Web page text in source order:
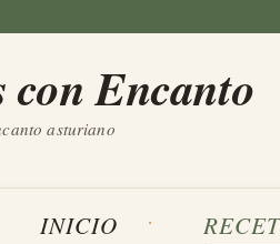
con Encanto
asturiano
INICIO